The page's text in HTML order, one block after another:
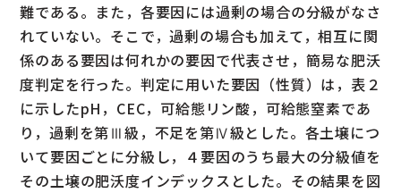
難である。また，各要因には過剰の場合の分級がなさ
れていない。そこで，過剰の場合も加えて，相互に関
係のある要因は何れかの要因で代表させ，簡易な肥沃
度判定を行った。判定に用いた要因（性質）は，表２
に示したpH，CEC，可給態リン酸，可給態窒素であ
り，過剰を第Ⅲ級，不足を第Ⅳ級とした。各土壌につ
いて要因ごとに分級し，４要因のうち最大の分級値を
その土壌の肥沃度インデックスとした。その結果を図